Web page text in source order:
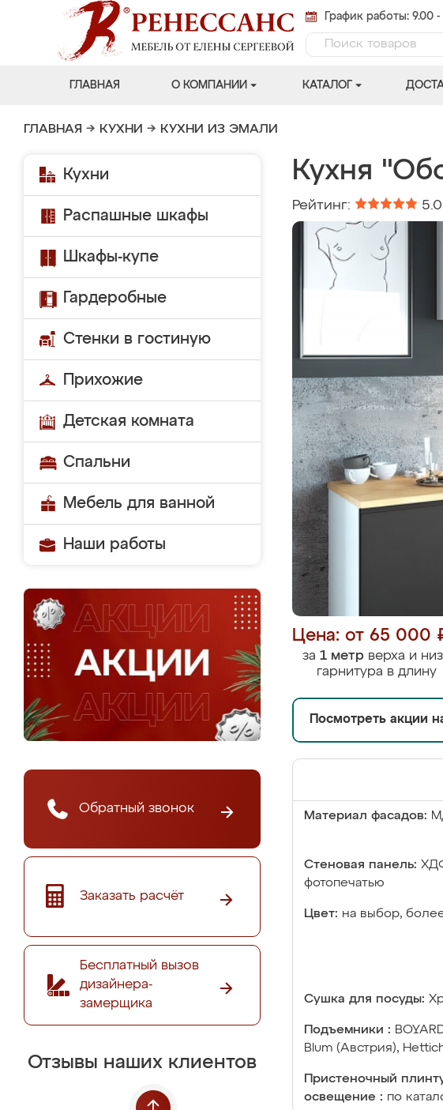
График работы: 9.00
ГЛАВНАЯ О КОМПАНИИ КАТАЛОГ
ГЛАВНАЯ → КУХНИ → КУХНИ ИЗ ЭМАЛИ
Кухни
Распашные шкафы
Шкафы-купе
Гардеробные
Стенки в гостиную
Прихожие
Детская комната
Спальни
Мебель для ванной
Наши работы
Обратный звонок
Заказать расчёт
Бесплатный вызов
дизайнера-
замерщика
Отзывы наших клиентов
Кухня
Рейтинг: 5.0
Цена: от 65 000
за 1 метр верха и
гарнитура в длину
Посмотреть акции
Материал фасадов:
Стеновая панель:
фотопечатью
Цвет: на выбор,
Сушка для посуды:
Подъемники :
Blum (Австрия),
Пристеночный
освещение : по